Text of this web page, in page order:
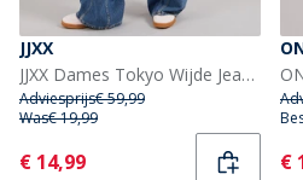
JJXX
JJXX Dames Tokyo Wijde Jeans R282 Medium Blue Denim
Adviesprijs€ 59,99
Was€ 19,99
Current
€ 14,99 €